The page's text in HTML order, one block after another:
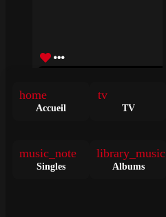
TITRE • il y a 2 ans
314K
home
Accueil
tv
TV
music_note
Singles
library_music
Albums